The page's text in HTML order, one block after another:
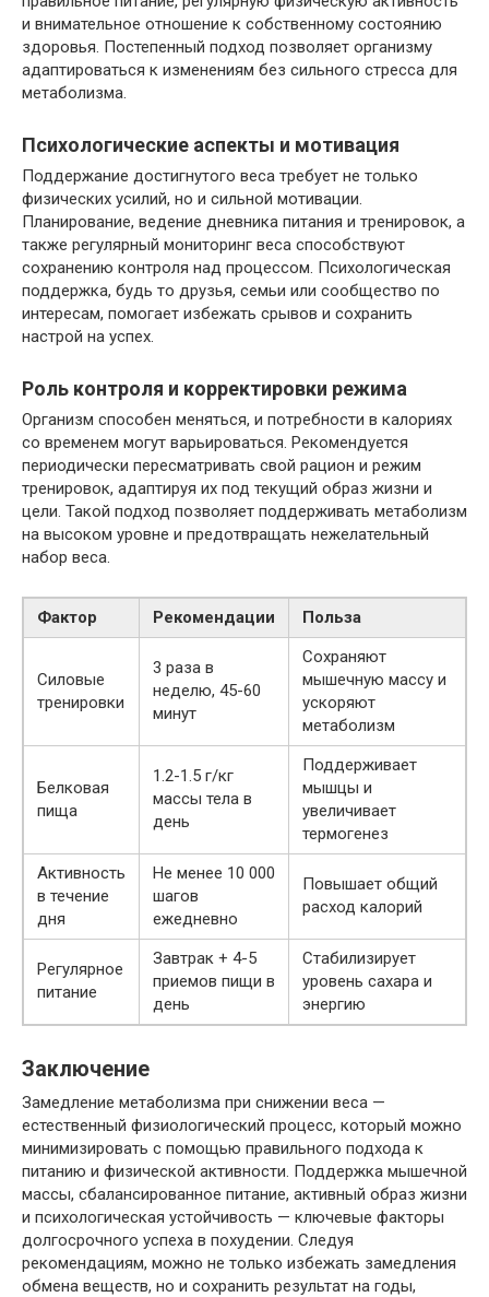
и внимательное отношение к собственному состоянию
здоровья. Постепенный подход позволяет организму
адаптироваться к изменениям без сильного стресса для
метаболизма.
Психологические аспекты и мотивация
Поддержание достигнутого веса требует не только
физических усилий, но и сильной мотивации.
Планирование, ведение дневника питания и тренировок, а
также регулярный мониторинг веса способствуют
сохранению контроля над процессом. Психологическая
поддержка, будь то друзья, семьи или сообщество по
интересам, помогает избежать срывов и сохранить
настрой на успех.
Роль контроля и корректировки режима
Организм способен меняться, и потребности в калориях
со временем могут варьироваться. Рекомендуется
периодически пересматривать свой рацион и режим
тренировок, адаптируя их под текущий образ жизни и
цели. Такой подход позволяет поддерживать метаболизм
на высоком уровне и предотвращать нежелательный
набор веса.
Фактор Рекомендации Польза
Силовые
тренировки
3 раза в
неделю, 45-60
минут
Сохраняют
мышечную массу и
ускоряют
метаболизм
Белковая
пища
1.2-1.5 г/кг
массы тела в
день
Поддерживает
мышцы и
увеличивает
термогенез
Активность
в течение
дня
Не менее 10 000
шагов
ежедневно
Повышает общий
расход калорий
Регулярное
питание
Завтрак + 4-5
приемов пищи в
день
Стабилизирует
уровень сахара и
энергию
Заключение
Замедление метаболизма при снижении веса —
естественный физиологический процесс, который можно
минимизировать с помощью правильного подхода к
питанию и физической активности. Поддержка мышечной
массы, сбалансированное питание, активный образ жизни
и психологическая устойчивость — ключевые факторы
долгосрочного успеха в похудении. Следуя
рекомендациям, можно не только избежать замедления
обмена веществ, но и сохранить результат на годы,